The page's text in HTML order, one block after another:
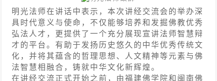
明光法师在讲话中表示，本次讲经交流会的举办深
具时代意义与使命，不仅能够培养和发掘佛教优秀
弘法人才，更提供了一个充分展现宣讲法师智慧辩
才的平台。有助于发扬历史悠久的中华优秀传统文
化，并将其蕴含的哲理思想、人文精神等元素与佛
法智慧相融合，铸就中华文化新辉煌。
在讲经交流正式开始之前，由福建佛学院和闽南佛